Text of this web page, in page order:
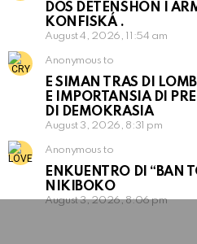
DOS DETENSHON I
KONFISKÁ .
August 4, 2026, 11:54 am
Anonymous to
E SIMAN TRAS DI
E IMPORTANSIA DI
DI DEMOKRASIA
August 3, 2026, 8:31 pm
Anonymous to
ENKUENTRO DI “BAN
NIKIBOKO
August 3, 2026, 8:06 pm